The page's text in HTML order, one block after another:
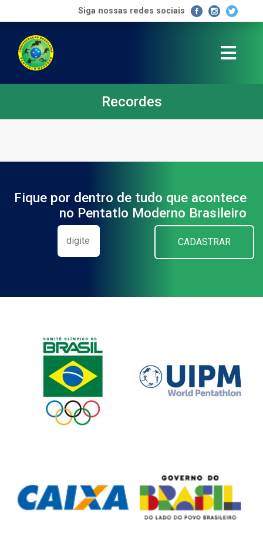
Siga nossas redes sociais
Recordes
Fique por dentro de tudo que acontece
no Pentatlo Moderno Brasileiro